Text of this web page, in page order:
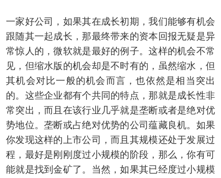
一家好公司，如果其在成长初期，我们能够有机会
跟随其一起成长，那最终带来的资本回报无疑是异
常惊人的，微软就是最好的例子。这样的机会不常
见，但缩水版的机会却是不时有的，虽然缩水，但
其机会对比一般的机会而言，也依然是相当突出
的。这些企业都有个共同的特点，那就是成长性非
常突出，而且在该行业几乎就是垄断或者是绝对优
势地位。垄断或占绝对优势的公司蕴藏良机。如果
你发现这样的上市公司，而且其规模还处于发展过
程，最好是刚刚度过小规模的阶段，那么，你有可
能就是找到金矿了。当然，如果其已经度过小规模